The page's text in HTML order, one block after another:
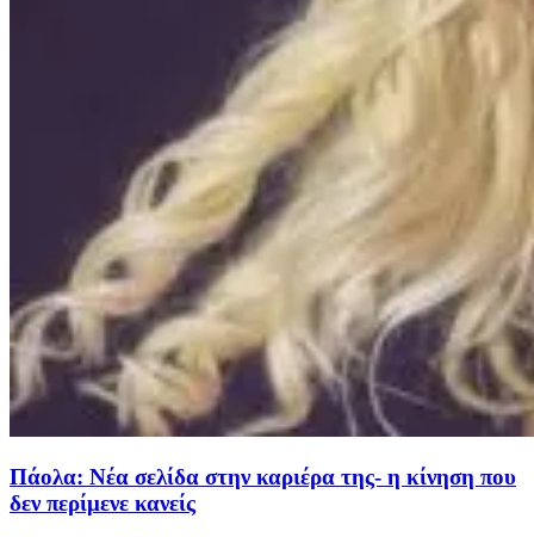
Πάολα: Νέα σελίδα στην καριέρα της- η κίνηση που
δεν περίμενε κανείς